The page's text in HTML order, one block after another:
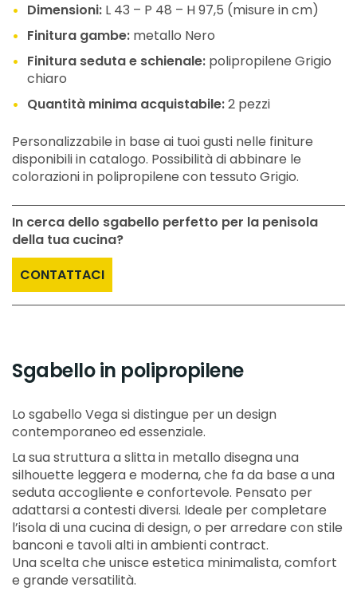
Dimensioni: L 43 – P 48 – H 97,5 (misure in cm)
Finitura gambe: metallo Nero
Finitura seduta e schienale: polipropilene Grigio
chiaro
Quantità minima acquistabile:2 pezzi
Personalizzabile in base ai tuoi gusti nelle finiture
disponibili in catalogo. Possibilità di abbinare le
colorazioni in polipropilene con tessuto Grigio.
In cerca dello sgabello perfetto per la penisola
della tua cucina?
CONTATTACI
Sgabello in polipropilene
Lo sgabello Vega si distingue per un design
contemporaneo ed essenziale.
La sua struttura a slitta in metallo disegna una
silhouette leggera e moderna, che fa da base a una
seduta accogliente e confortevole. Pensato per
adattarsi a contesti diversi. Ideale per completare
l’isola di una cucina di design, o per arredare con stile
banconi e tavoli alti in ambienti contract.
Una scelta che unisce estetica minimalista, comfort
e grande versatilità.